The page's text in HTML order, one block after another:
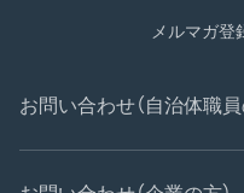
メルマガ登
お問い合わせ（自治体職員